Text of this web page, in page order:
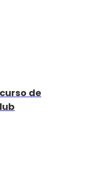
de